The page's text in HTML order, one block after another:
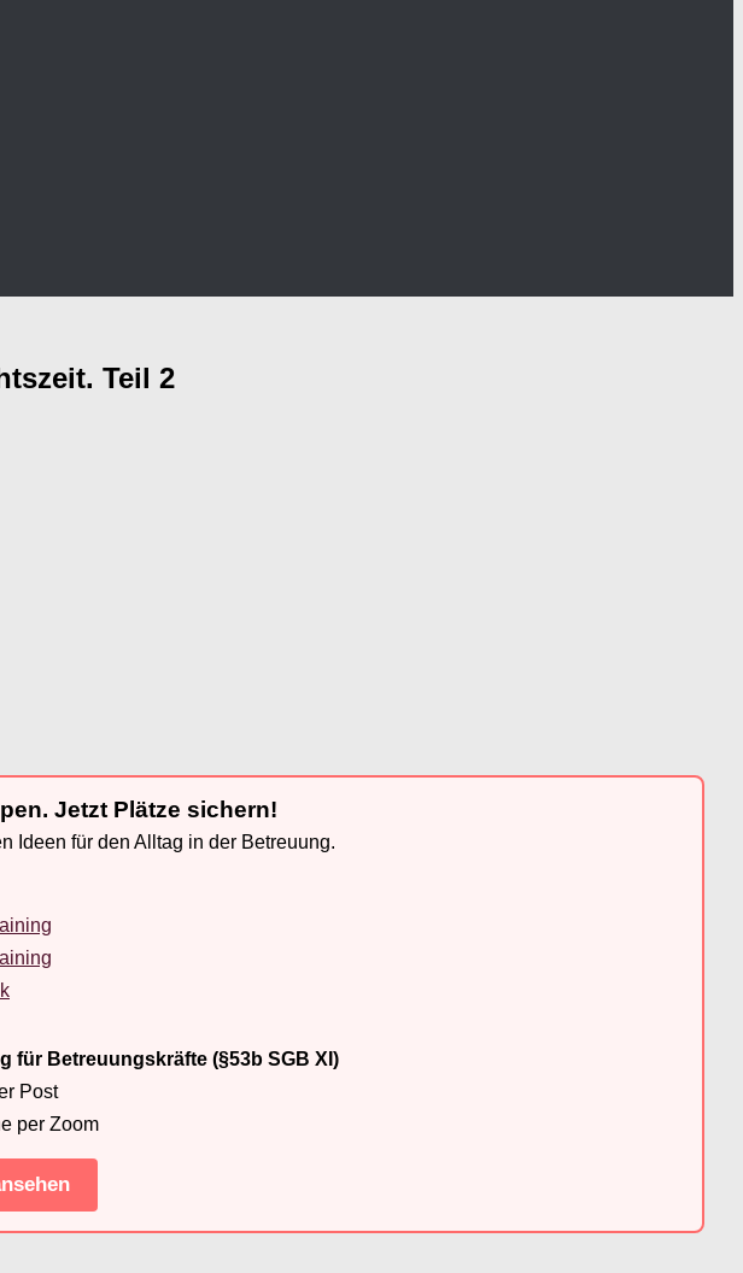
Teil 2
Jetzt Plätze sichern!
Ideen für den Alltag in der Betreuung.
Betreuungskräfte (§53b SGB XI)
Post
per Zoom